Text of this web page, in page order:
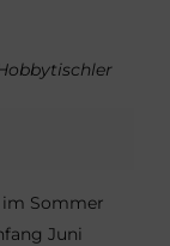
im Sommer
Juni